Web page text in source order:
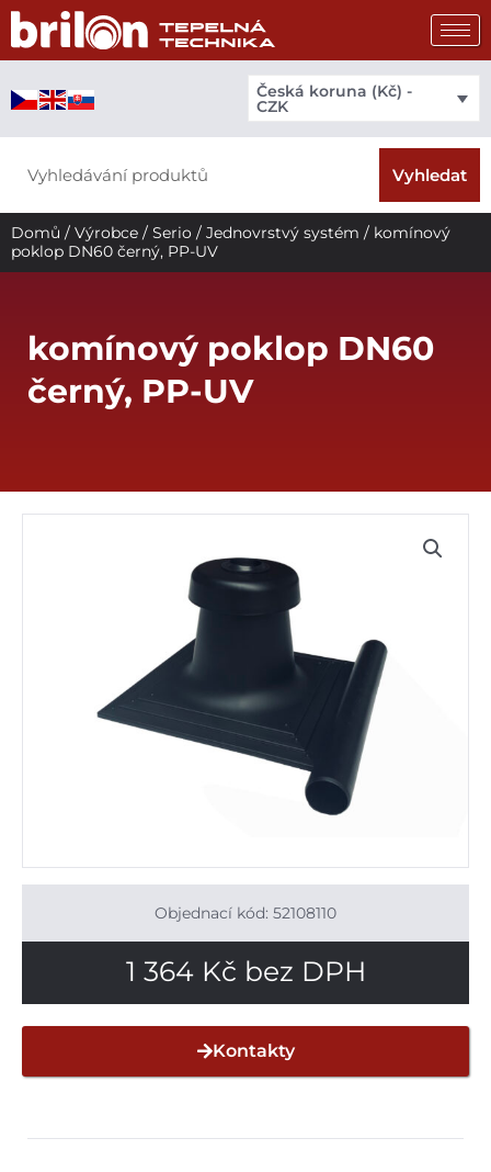
Přeskočit
obsah
Česká koruna (Kč) -
CZK
Vyhledat
Domů / Výrobce / Serio / Jednovrstvý systém / komínový
poklop DN60 černý, PP-UV
komínový poklop DN60
černý, PP-UV
Objednací kód: 52108110
1 364 Kč bez DPH
Kontakty